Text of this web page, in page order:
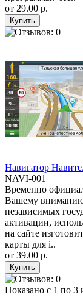
от 29.00 р.
Навигатор
NAVI-001
Временно
Вашему вниманию
независимых
активации,
на сайте
карты для i..
от 39.00 р.
Показано с 1 по 3